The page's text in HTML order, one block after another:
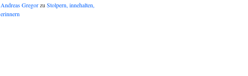
Andreas Gregorzu Stolpern, innehalten,
erinnern